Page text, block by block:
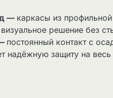
— каркасы из
решение без
постоянный контакт с
надёжную защиту на весь